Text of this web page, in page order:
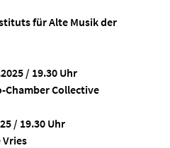
für Alte Musik der
/ 19.30 Uhr
Chamber Collective
/ 19.30 Uhr
Vries